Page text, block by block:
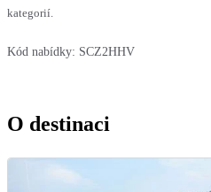
kategorií.
Kód nabídky: SCZ2HHV
O destinaci